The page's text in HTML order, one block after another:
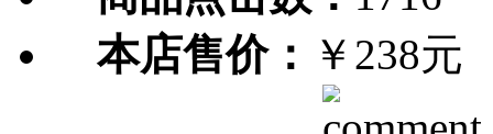
本店售价： ￥238元